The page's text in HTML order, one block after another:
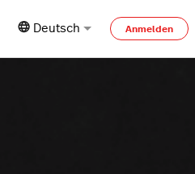
Deutsch Anmelden